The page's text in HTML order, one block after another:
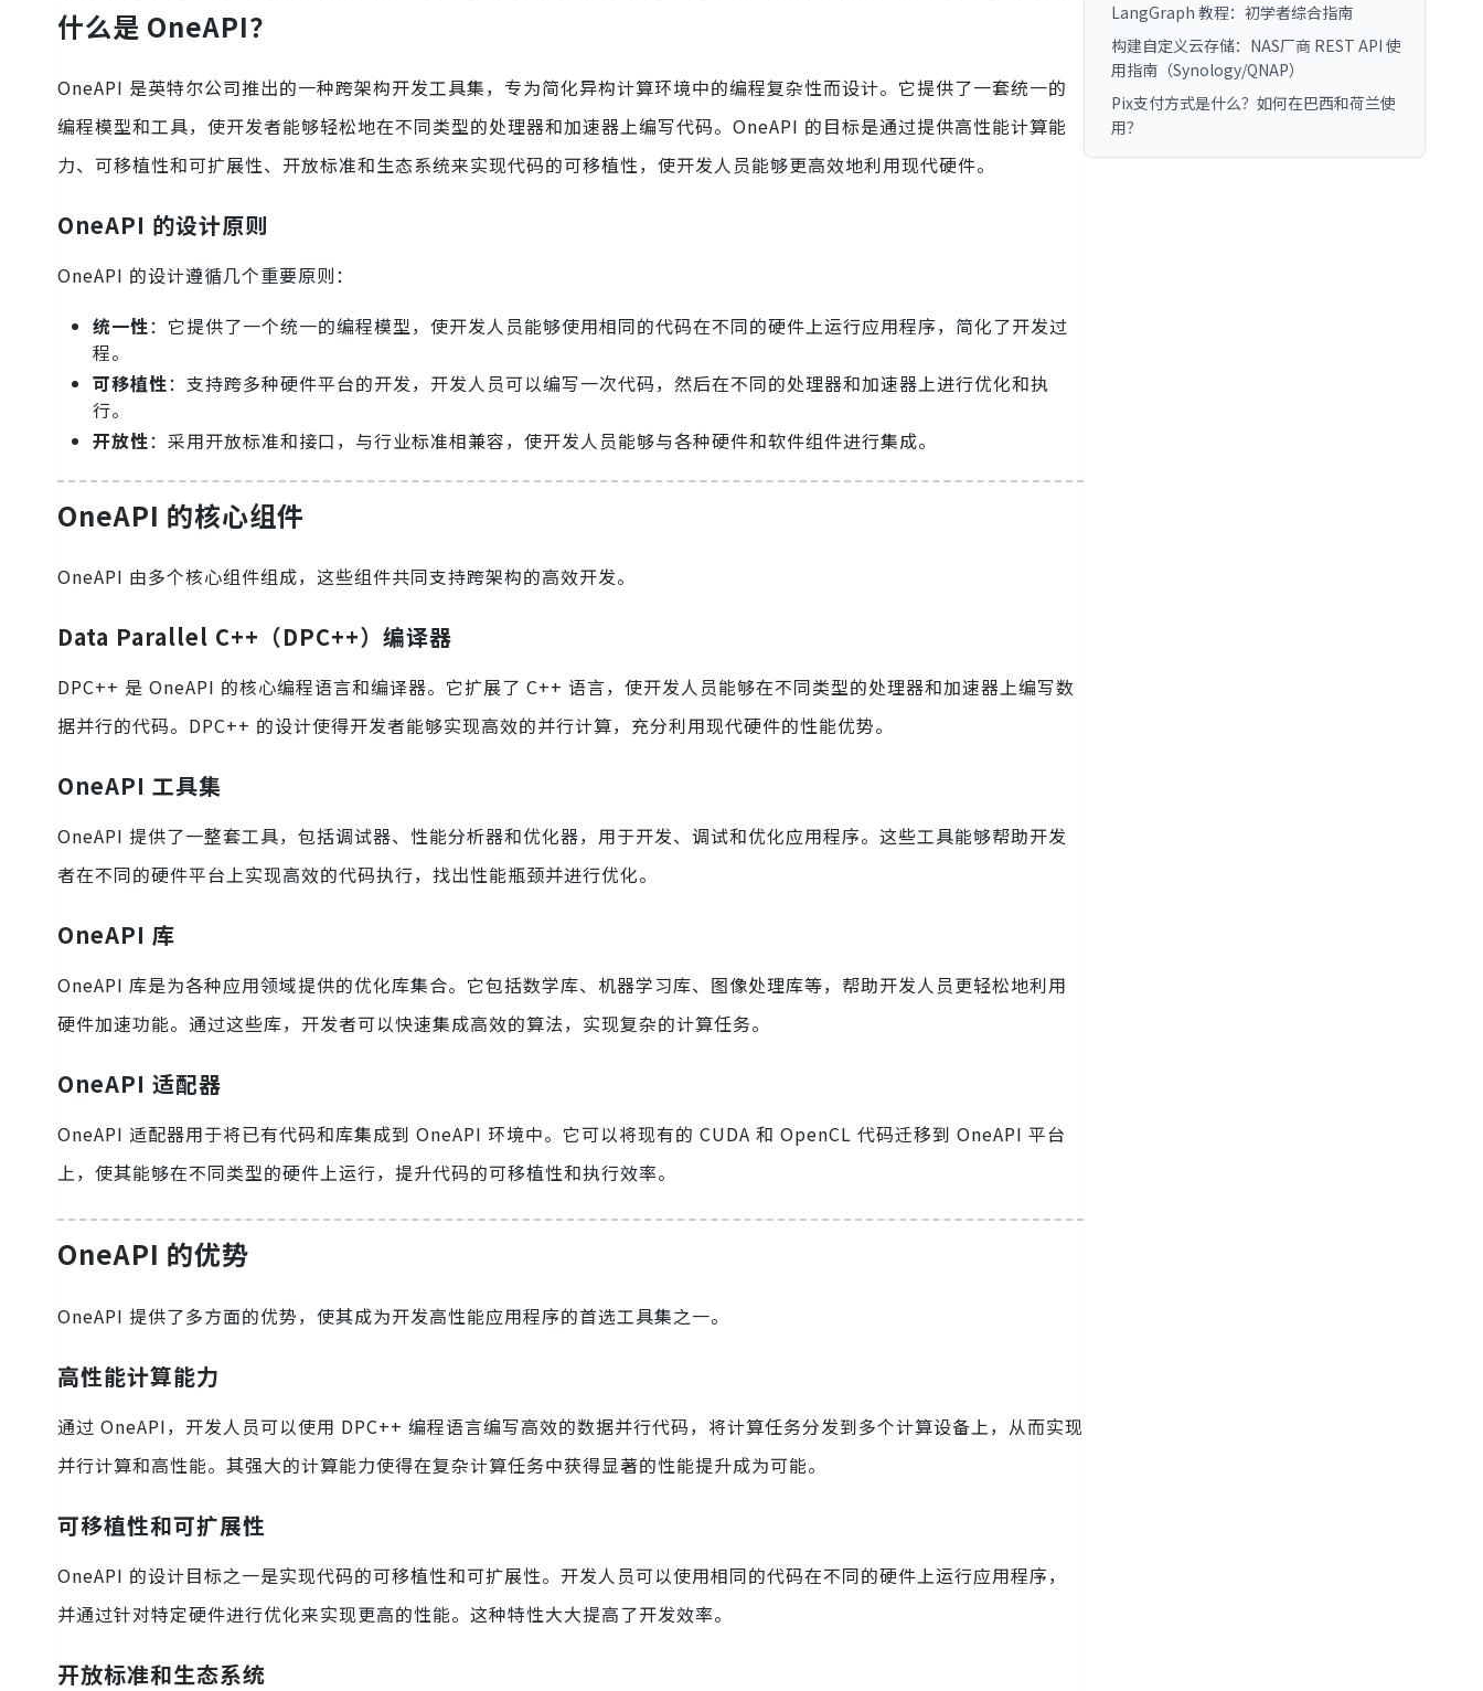
什么是 OneAPI？
OneAPI 是英特尔公司推出的一种跨架构开发工具集，专为简化异构计算环境中的编程复杂性而设计。它提供了一套统一的
编程模型和工具，使开发者能够轻松地在不同类型的处理器和加速器上编写代码。OneAPI 的目标是通过提供高性能计算能
力、可移植性和可扩展性、开放标准和生态系统来实现代码的可移植性，使开发人员能够更高效地利用现代硬件。
OneAPI 的设计原则
OneAPI 的设计遵循几个重要原则：
统一性：它提供了一个统一的编程模型，使开发人员能够使用相同的代码在不同的硬件上运行应用程序，简化了开发过
程。
可移植性：支持跨多种硬件平台的开发，开发人员可以编写一次代码，然后在不同的处理器和加速器上进行优化和执
行。
开放性：采用开放标准和接口，与行业标准相兼容，使开发人员能够与各种硬件和软件组件进行集成。
OneAPI 的核心组件
OneAPI 由多个核心组件组成，这些组件共同支持跨架构的高效开发。
Data Parallel C++（DPC++）编译器
DPC++ 是 OneAPI 的核心编程语言和编译器。它扩展了 C++ 语言，使开发人员能够在不同类型的处理器和加速器上编写数
据并行的代码。DPC++ 的设计使得开发者能够实现高效的并行计算，充分利用现代硬件的性能优势。
OneAPI 工具集
OneAPI 提供了一整套工具，包括调试器、性能分析器和优化器，用于开发、调试和优化应用程序。这些工具能够帮助开发
者在不同的硬件平台上实现高效的代码执行，找出性能瓶颈并进行优化。
OneAPI 库
OneAPI 库是为各种应用领域提供的优化库集合。它包括数学库、机器学习库、图像处理库等，帮助开发人员更轻松地利用
硬件加速功能。通过这些库，开发者可以快速集成高效的算法，实现复杂的计算任务。
OneAPI 适配器
OneAPI 适配器用于将已有代码和库集成到 OneAPI 环境中。它可以将现有的 CUDA 和 OpenCL 代码迁移到 OneAPI 平台
上，使其能够在不同类型的硬件上运行，提升代码的可移植性和执行效率。
OneAPI 的优势
OneAPI 提供了多方面的优势，使其成为开发高性能应用程序的首选工具集之一。
高性能计算能力
通过 OneAPI，开发人员可以使用 DPC++ 编程语言编写高效的数据并行代码，将计算任务分发到多个计算设备上，从而实现
并行计算和高性能。其强大的计算能力使得在复杂计算任务中获得显著的性能提升成为可能。
可移植性和可扩展性
OneAPI 的设计目标之一是实现代码的可移植性和可扩展性。开发人员可以使用相同的代码在不同的硬件上运行应用程序，
并通过针对特定硬件进行优化来实现更高的性能。这种特性大大提高了开发效率。
开放标准和生态系统
LangGraph 教程：初学者综合指南
构建自定义云存储：NAS厂商 REST API 使
用指南（Synology/QNAP）
Pix支付方式是什么？如何在巴西和荷兰使
用？